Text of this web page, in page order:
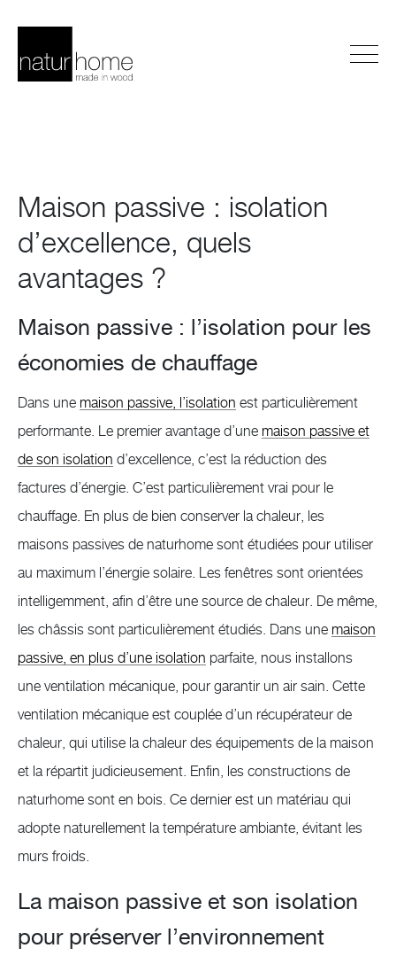
Maison passive : isolation
d’excellence, quels
avantages ?
Maison passive : l’isolation pour les
économies de chauffage
Dans une maison passive, l’isolation est particulièrement
performante. Le premier avantage d’une maison passive et
de son isolation d’excellence, c’est la réduction des
factures d’énergie. C’est particulièrement vrai pour le
chauffage. En plus de bien conserver la chaleur, les
maisons passives de naturhome sont étudiées pour utiliser
au maximum l’énergie solaire. Les fenêtres sont orientées
intelligemment, afin d’être une source de chaleur. De même,
les châssis sont particulièrement étudiés. Dans une maison
passive, en plus d’une isolation parfaite, nous installons
une ventilation mécanique, pour garantir un air sain. Cette
ventilation mécanique est couplée d’un récupérateur de
chaleur, qui utilise la chaleur des équipements de la maison
et la répartit judicieusement. Enfin, les constructions de
naturhome sont en bois. Ce dernier est un matériau qui
adopte naturellement la température ambiante, évitant les
murs froids.
La maison passive et son isolation
pour préserver l’environnement